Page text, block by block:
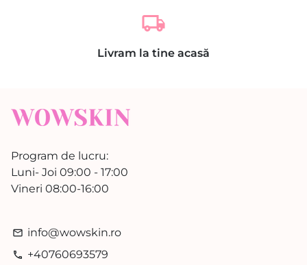
local_shipping
Livram la tine acasă
Program de lucru:
Luni- Joi 09:00 - 17:00
Vineri 08:00-16:00
email info@wowskin.ro
phone +40760693579